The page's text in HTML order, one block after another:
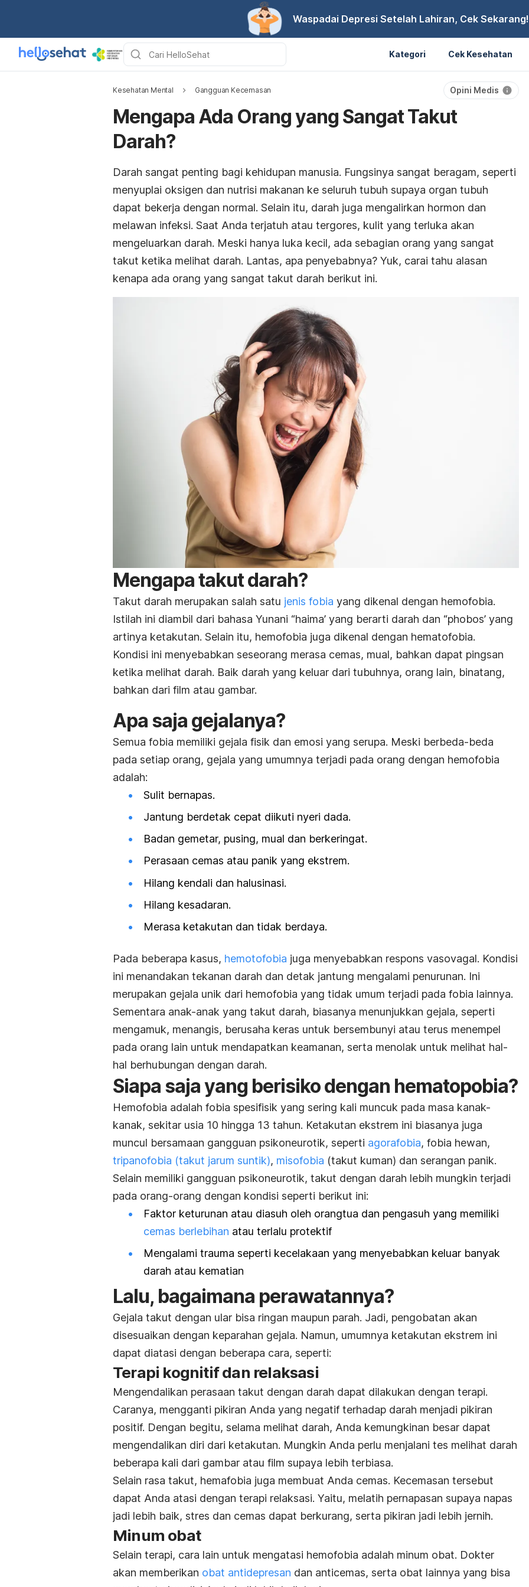
Waspadai Depresi Setelah Lahiran, Cek Sekarang!
Kategori Cek Kesehatan
Kesehatan Mental Gangguan Kecemasan Opini Medis
Mengapa Ada Orang yang Sangat Takut
Darah?
Darah sangat penting bagi kehidupan manusia. Fungsinya sangat beragam, seperti
menyuplai oksigen dan nutrisi makanan ke seluruh tubuh supaya organ tubuh
dapat bekerja dengan normal. Selain itu, darah juga mengalirkan hormon dan
melawan infeksi. Saat Anda terjatuh atau tergores, kulit yang terluka akan
mengeluarkan darah. Meski hanya luka kecil, ada sebagian orang yang sangat
takut ketika melihat darah. Lantas, apa penyebabnya? Yuk, carai tahu alasan
kenapa ada orang yang sangat takut darah berikut ini.
Mengapa takut darah?
Takut darah merupakan salah satu jenis fobia yang dikenal dengan hemofobia.
Istilah ini diambil dari bahasa Yunani “haima’ yang berarti darah dan “phobos’ yang
artinya ketakutan. Selain itu, hemofobia juga dikenal dengan hematofobia.
Kondisi ini menyebabkan seseorang merasa cemas, mual, bahkan dapat pingsan
ketika melihat darah. Baik darah yang keluar dari tubuhnya, orang lain, binatang,
bahkan dari film atau gambar.
Apa saja gejalanya?
Semua fobia memiliki gejala fisik dan emosi yang serupa. Meski berbeda-beda
pada setiap orang, gejala yang umumnya terjadi pada orang dengan hemofobia
adalah:
Sulit bernapas.
Jantung berdetak cepat diikuti nyeri dada.
Badan gemetar, pusing, mual dan berkeringat.
Perasaan cemas atau panik yang ekstrem.
Hilang kendali dan halusinasi.
Hilang kesadaran.
Merasa ketakutan dan tidak berdaya.
Pada beberapa kasus, hemotofobia juga menyebabkan respons vasovagal. Kondisi
ini menandakan tekanan darah dan detak jantung mengalami penurunan. Ini
merupakan gejala unik dari hemofobia yang tidak umum terjadi pada fobia lainnya.
Sementara anak-anak yang takut darah, biasanya menunjukkan gejala, seperti
mengamuk, menangis, berusaha keras untuk bersembunyi atau terus menempel
pada orang lain untuk mendapatkan keamanan, serta menolak untuk melihat hal-
hal berhubungan dengan darah.
Siapa saja yang berisiko dengan hematopobia?
Hemofobia adalah fobia spesifisik yang sering kali muncuk pada masa kanak-
kanak, sekitar usia 10 hingga 13 tahun. Ketakutan ekstrem ini biasanya juga
muncul bersamaan gangguan psikoneurotik, seperti agorafobia, fobia hewan,
tripanofobia (takut jarum suntik), misofobia (takut kuman) dan serangan panik.
Selain memiliki gangguan psikoneurotik, takut dengan darah lebih mungkin terjadi
pada orang-orang dengan kondisi seperti berikut ini:
Faktor keturunan atau diasuh oleh orangtua dan pengasuh yang memiliki
cemas berlebihan atau terlalu protektif
Mengalami trauma seperti kecelakaan yang menyebabkan keluar banyak
darah atau kematian
Lalu, bagaimana perawatannya?
Gejala takut dengan ular bisa ringan maupun parah. Jadi, pengobatan akan
disesuaikan dengan keparahan gejala. Namun, umumnya ketakutan ekstrem ini
dapat diatasi dengan beberapa cara, seperti:
Terapi kognitif dan relaksasi
Mengendalikan perasaan takut dengan darah dapat dilakukan dengan terapi.
Caranya, mengganti pikiran Anda yang negatif terhadap darah menjadi pikiran
positif. Dengan begitu, selama melihat darah, Anda kemungkinan besar dapat
mengendalikan diri dari ketakutan. Mungkin Anda perlu menjalani tes melihat darah
beberapa kali dari gambar atau film supaya lebih terbiasa.
Selain rasa takut, hemafobia juga membuat Anda cemas. Kecemasan tersebut
dapat Anda atasi dengan terapi relaksasi. Yaitu, melatih pernapasan supaya napas
jadi lebih baik, stres dan cemas dapat berkurang, serta pikiran jadi lebih jernih.
Minum obat
Selain terapi, cara lain untuk mengatasi hemofobia adalah minum obat. Dokter
akan memberikan obat antidepresan dan anticemas, serta obat lainnya yang bisa